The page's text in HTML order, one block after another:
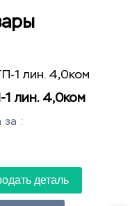
лин. 4,0ком
за :
деталь